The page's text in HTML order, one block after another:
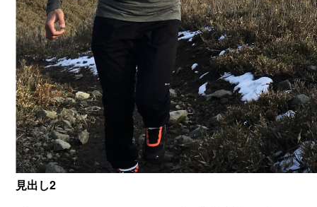
見出し2